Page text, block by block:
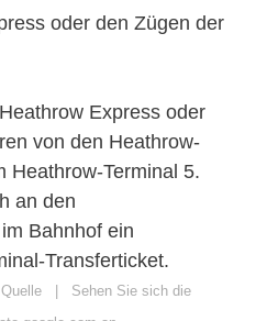
oder den Zügen der
Express oder
von den Heathrow-
Heathrow-Terminal 5.
an den
Bahnhof ein
Transferticket.
| Sehen Sie sich die